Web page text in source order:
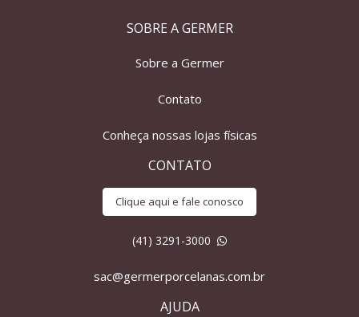
SOBRE A GERMER
Sobre a Germer
Contato
Conheça nossas lojas físicas
CONTATO
Clique aqui e fale conosco
(41) 3291-3000
sac@germerporcelanas.com.br
AJUDA